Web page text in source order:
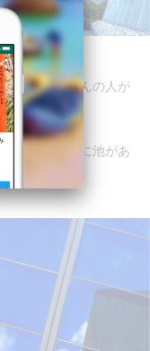
のでたくさんの人が
ます。周りに池があ